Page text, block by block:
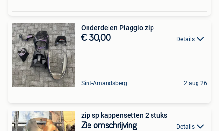
Onderdelen Piaggio zip
€ 30,00 Details
Sint-Amandsberg 2 aug 26
zip sp kappensetten 2 stuks
Zie omschrijving Details